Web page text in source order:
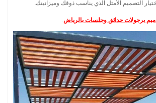
التصميم الأمثل الذي يناسب ذوقك وميزانيتك.
برجولات حدائق وجلسات بالرياض.